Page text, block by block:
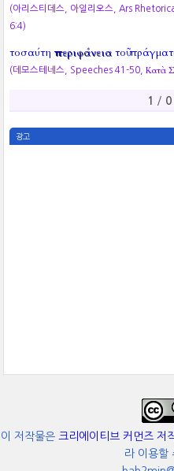
(아리스티데스, 아일리오스, Ars
6:4)
τοσαύτηπεριφάνειατοῦ
(데모스테네스, Speeches 41-50,Κατὰ
1 / 0
광고
이 저작물은 크리에이티브 커먼즈 저
라 이용할